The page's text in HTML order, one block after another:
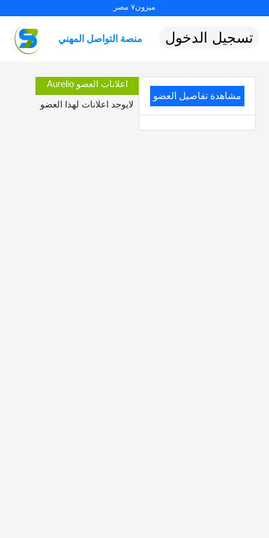
ميزون٧ مصر
منصة التواصل المهني تسجيل الدخول
مشاهدة تفاصيل العضو
اعلانات العضو Aurelio
لايوجد اعلانات لهذا العضو